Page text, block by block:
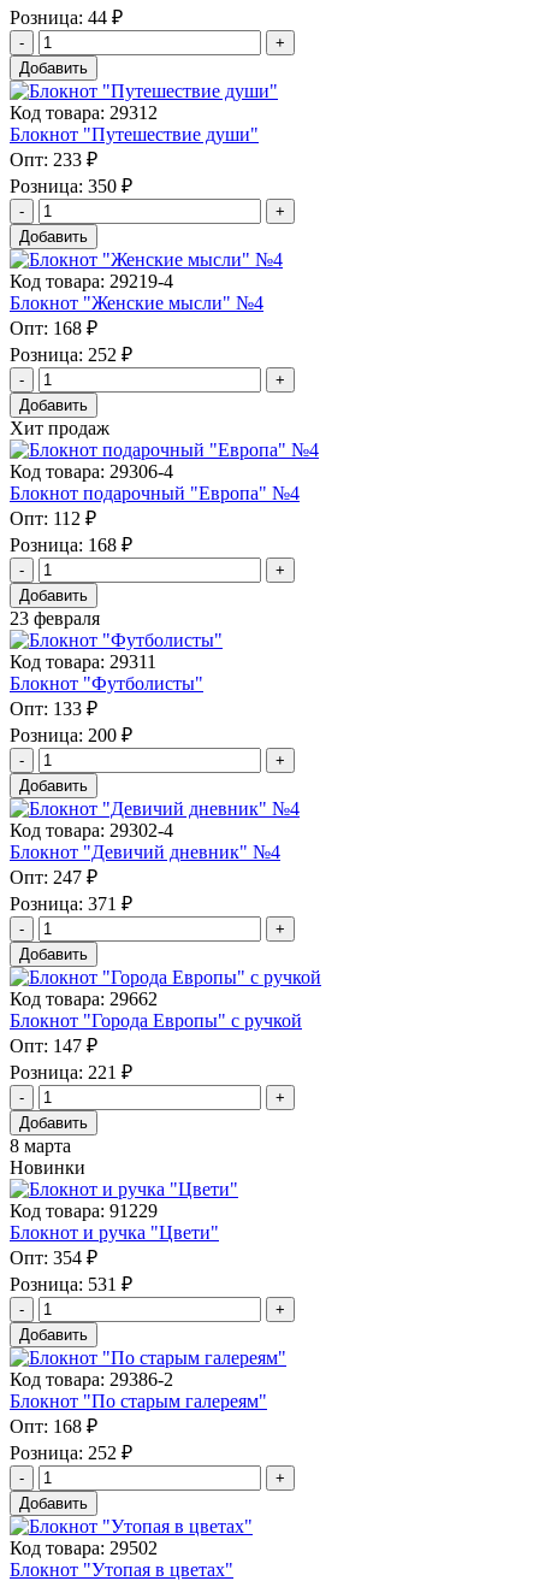
Розница: 44 ₽
Добавить
Код товара: 29312
Блокнот "Путешествие души"
Опт: 233 ₽
Розница: 350 ₽
Добавить
Код товара: 29219-4
Блокнот "Женские мысли" №4
Опт: 168 ₽
Розница: 252 ₽
Добавить
Хит продаж
Код товара: 29306-4
Блокнот подарочный "Европа" №4
Опт: 112 ₽
Розница: 168 ₽
Добавить
23 февраля
Код товара: 29311
Блокнот "Футболисты"
Опт: 133 ₽
Розница: 200 ₽
Добавить
Код товара: 29302-4
Блокнот "Девичий дневник" №4
Опт: 247 ₽
Розница: 371 ₽
Добавить
Код товара: 29662
Блокнот "Города Европы" с ручкой
Опт: 147 ₽
Розница: 221 ₽
Добавить
8 марта
Новинки
Код товара: 91229
Блокнот и ручка "Цвети"
Опт: 354 ₽
Розница: 531 ₽
Добавить
Код товара: 29386-2
Блокнот "По старым галереям"
Опт: 168 ₽
Розница: 252 ₽
Добавить
Код товара: 29502
Блокнот "Утопая в цветах"